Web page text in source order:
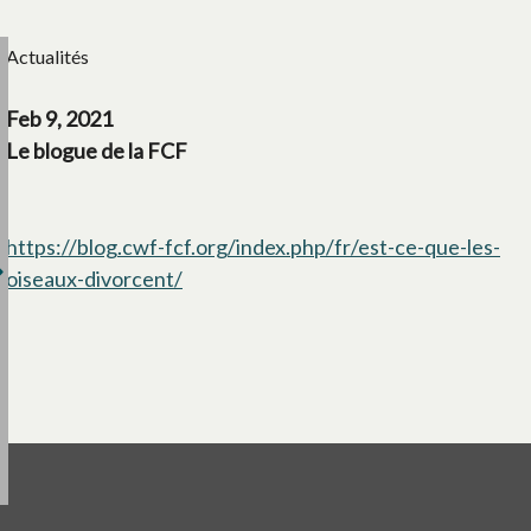
Actualités
Feb 9, 2021
Le blogue de la FCF
https://blog.cwf-fcf.org/index.php/fr/est-ce-que-les-
oiseaux-divorcent/